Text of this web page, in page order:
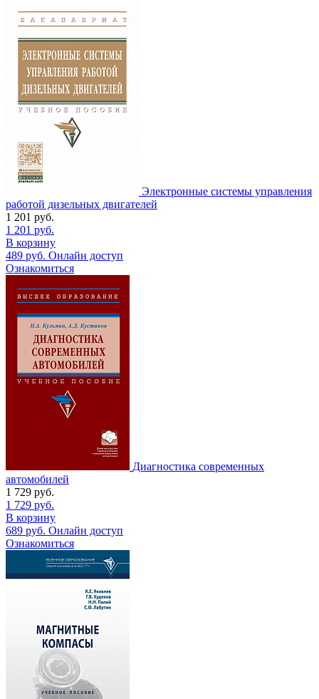
Электронные системы управления
работой дизельных двигателей
1 201 руб.
1 201 руб.
В корзину
489 руб. Онлайн доступ
Ознакомиться
Диагностика современных
автомобилей
1 729 руб.
1 729 руб.
В корзину
689 руб. Онлайн доступ
Ознакомиться